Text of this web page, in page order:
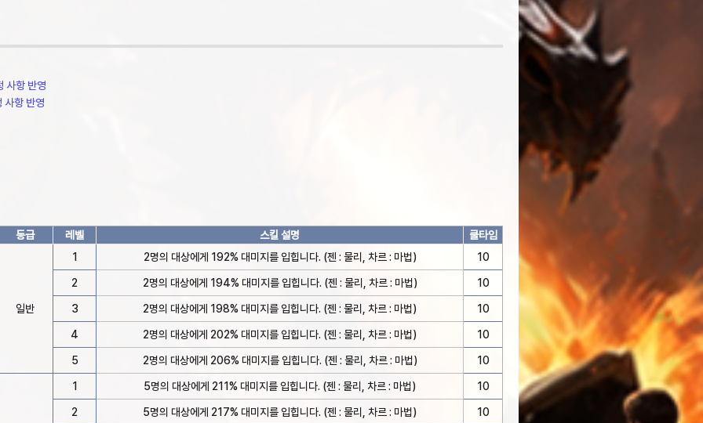
사항 반영
항 반영
등급 레벨 스킬 설명 쿨타임
일반
1 2명의 대상에게 192% 대미지를 입힙니다. (젠 : 물리, 차르 : 마법) 10
2 2명의 대상에게 194% 대미지를 입힙니다. (젠 : 물리, 차르 : 마법) 10
3 2명의 대상에게 198% 대미지를 입힙니다. (젠 : 물리, 차르 : 마법) 10
4 2명의 대상에게 202% 대미지를 입힙니다. (젠 : 물리, 차르 : 마법) 10
5 2명의 대상에게 206% 대미지를 입힙니다. (젠 : 물리, 차르 : 마법) 10
1 5명의 대상에게 211% 대미지를 입힙니다. (젠 : 물리, 차르 : 마법) 10
2 5명의 대상에게 217% 대미지를 입힙니다. (젠 : 물리, 차르 : 마법) 10